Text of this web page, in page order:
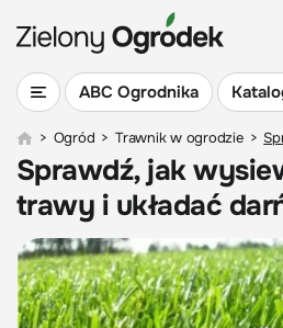
ABC Ogrodnika
> Ogród > Trawnik w ogrodzie >
Sprawdź, jak
trawy i układać